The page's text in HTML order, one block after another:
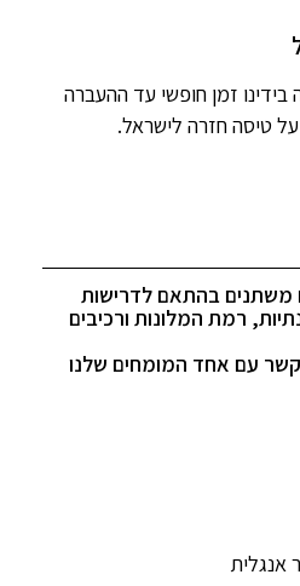
זמן חופשי עד ההעברה
טיסה חזרה לישראל.
משתנים בהתאם לדרישות
רמת המלונות ורכיבים
עם אחד המומחים שלנו
אנגלית